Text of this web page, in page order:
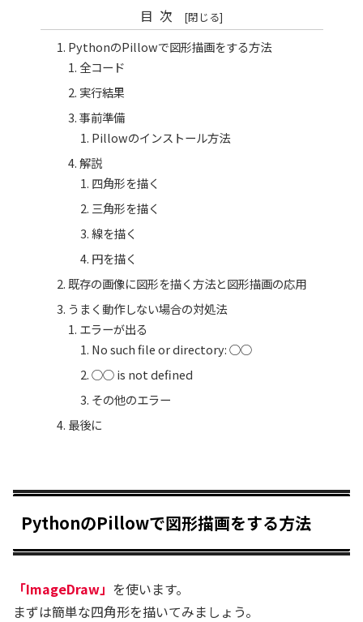
目次
PythonのPillowで図形描画をする方法
全コード
実行結果
事前準備
Pillowのインストール方法
解説
四角形を描く
三角形を描く
線を描く
円を描く
既存の画像に図形を描く方法と図形描画の応用
うまく動作しない場合の対処法
エラーが出る
No such file or directory: ○○
○○ is not defined
その他のエラー
最後に
PythonのPillowで図形描画をする方法
「ImageDraw」 を使います。
まずは簡単な四角形を描いてみましょう。